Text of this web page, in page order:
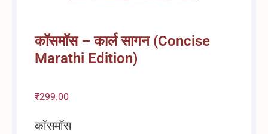
कॉसमॉस – कार्ल सागन (Concise
Marathi Edition)
₹299.00
कॉसमॉस